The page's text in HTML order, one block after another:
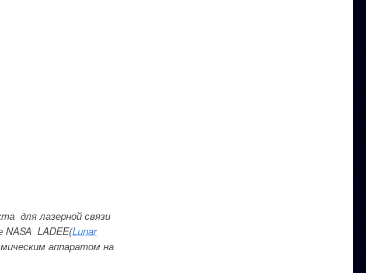
для лазерной связи
NASA LADEE(Lunar
аппаратом на